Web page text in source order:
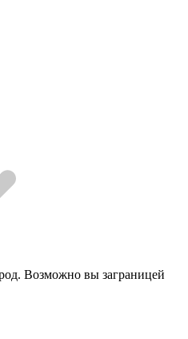
Возможно вы заграницей